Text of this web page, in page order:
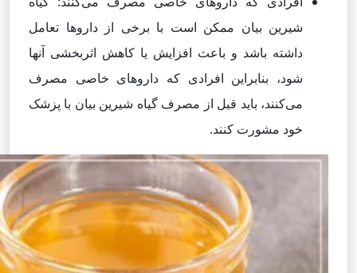
شیرین بیان ممکن است با برخی از داروها تعامل
داشته باشد و باعث افزایش یا کاهش اثربخشی آنها
شود، بنابراین افرادی که داروهای خاصی مصرف
می‌کنند، باید قبل از مصرف گیاه شیرین بیان با پزشک
خود مشورت کنند.